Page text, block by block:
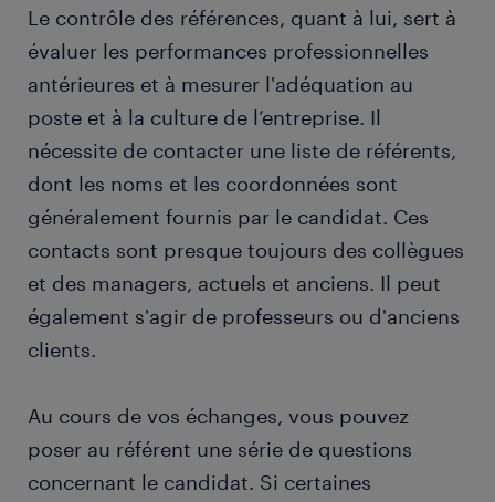
Le contrôle des références, quant à lui, sert à
évaluer les performances professionnelles
antérieures et à mesurer l'adéquation au
poste et à la culture de l’entreprise. Il
nécessite de contacter une liste de référents,
dont les noms et les coordonnées sont
généralement fournis par le candidat. Ces
contacts sont presque toujours des collègues
et des managers, actuels et anciens. Il peut
également s'agir de professeurs ou d'anciens
clients.
Au cours de vos échanges, vous pouvez
poser au référent une série de questions
concernant le candidat. Si certaines